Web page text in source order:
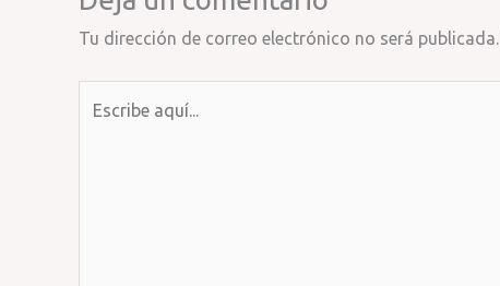
Tu dirección de correo electrónico no será publicada.